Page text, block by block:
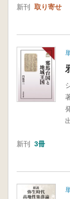
新刊 取り寄せ
新刊 3冊